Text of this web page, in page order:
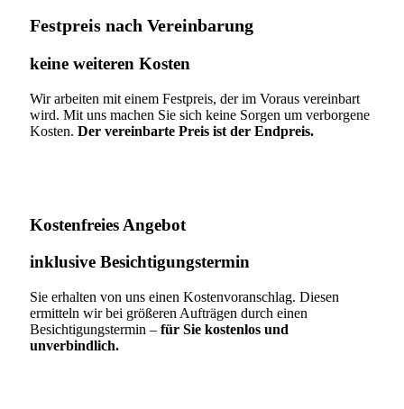
Festpreis nach Vereinbarung
keine weiteren Kosten
Wir arbeiten mit einem Festpreis, der im Voraus vereinbart
wird. Mit uns machen Sie sich keine Sorgen um verborgene
Kosten. Der vereinbarte Preis ist der Endpreis.
Kostenfreies Angebot
inklusive Besichtigungstermin
Sie erhalten von uns einen Kostenvoranschlag. Diesen
ermitteln wir bei größeren Aufträgen durch einen
Besichtigungstermin – für Sie kostenlos und
unverbindlich.